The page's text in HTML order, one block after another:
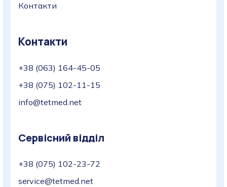
Контакти
Контакти
+38 (063) 164-45-05
+38 (075) 102-11-15
info@tetmed.net
Сервісний відділ
+38 (075) 102-23-72
service@tetmed.net